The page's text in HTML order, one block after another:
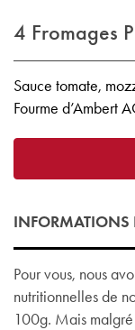
4 Fromages
Sauce tomate,
Fourme d’Ambert
INFORMATIONS
Pour vous, nous
nutritionnelles de
100g. Mais